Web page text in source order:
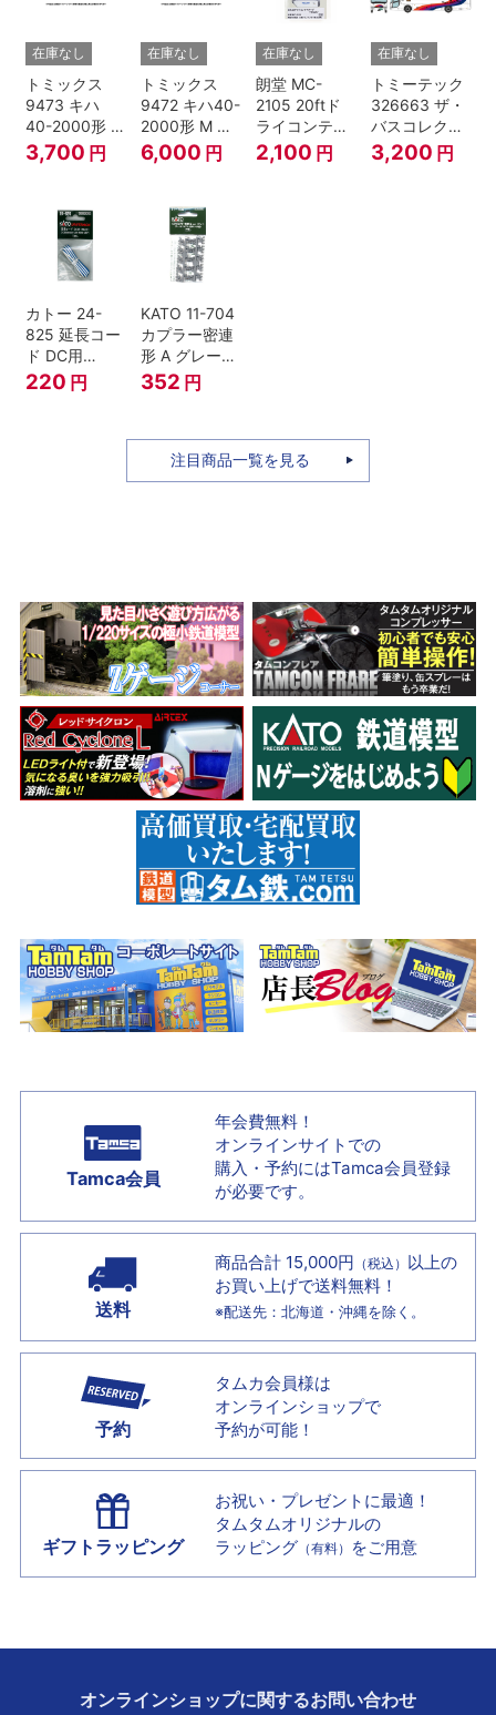
在庫なし
トミックス
9473 キハ
40-2000形 T
Nゲージ
3,700 円
在庫なし
トミックス
9472 キハ40-
2000形 M N
ゲージ
6,000 円
在庫なし
朗堂 MC-
2105 20ftド
ライコンテナ
タイプ
TRANCY
2,100 円
在庫なし
トミーテック
326663 ザ・
バスコレクシ
ョン 西日本鉄
道・九州産交
3,200 円
カトー 24-
825 延長コー
ド DC用
(90cm）
220 円
KATO 11-704
カプラー密連
形 A グレー
(20個入) (ア
ーノルドカプ
352 円
注目商品一覧を見る
Tamca会員
年会費無料！
オンラインサイトでの
購入・予約にはTamca会員登録
が必要です。
送料
商品合計 15,000円 （税込） 以上の
お買い上げで送料無料！
※配送先：北海道・沖縄を除く。
予約
タムカ会員様は
オンラインショップで
予約が可能！
ギフトラッピング
お祝い・プレゼントに最適！
タムタムオリジナルの
ラッピング （有料） をご用意
オンラインショップに関するお問い合わせ